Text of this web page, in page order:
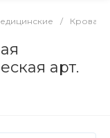
/ Кровати
арт.